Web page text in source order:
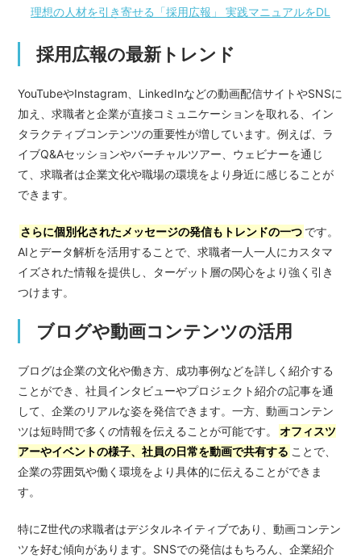
理想の人材を引き寄せる「採用広報」 実践マニュアルをDL
採用広報の最新トレンド
YouTubeやInstagram、LinkedInなどの動画配信サイトやSNSに
加え、求職者と企業が直接コミュニケーションを取れる、イン
タラクティブコンテンツの重要性が増しています。例えば、ラ
イブQ&Aセッションやバーチャルツアー、ウェビナーを通じ
て、求職者は企業文化や職場の環境をより身近に感じることが
できます。
さらに個別化されたメッセージの発信もトレンドの一つ です。
AIとデータ解析を活用することで、求職者一人一人にカスタマ
イズされた情報を提供し、ターゲット層の関心をより強く引き
つけます。
ブログや動画コンテンツの活用
ブログは企業の文化や働き方、成功事例などを詳しく紹介する
ことができ、社員インタビューやプロジェクト紹介の記事を通
して、企業のリアルな姿を発信できます。一方、動画コンテン
ツは短時間で多くの情報を伝えることが可能です。
オフィスツ
アーやイベントの様子、社員の日常を動画で共有する ことで、
企業の雰囲気や働く環境をより具体的に伝えることができま
す。
特にZ世代の求職者はデジタルネイティブであり、動画コンテン
ツを好む傾向があります。SNSでの発信はもちろん、企業紹介